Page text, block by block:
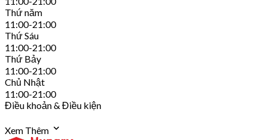
Thứ năm
11:00-21:00
Thứ Sáu
11:00-21:00
Thứ Bảy
11:00-21:00
Chủ Nhật
11:00-21:00
Điều khoản & Điều kiện
Xem Thêm